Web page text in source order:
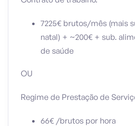
7225€ brutos/mês (mais
natal) + ~200€ + sub.
de saúde
OU
Regime de Prestação de
66€ /brutos por hora